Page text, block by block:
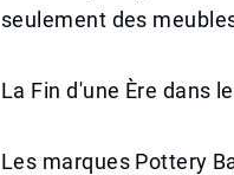
seulement des
La Fin d'une Ère dans
Les marques Pottery